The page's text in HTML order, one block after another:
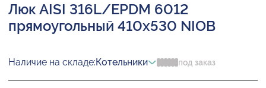
Люк AISI 316L/EPDM 6012
прямоугольный 410х530 NIOB
Наличие на складе:Котельники под заказ